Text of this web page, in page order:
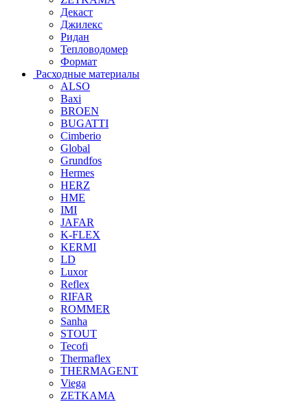
Декаст
Джилекс
Ридан
Тепловодомер
Формат
Расходные материалы
ALSO
Baxi
BROEN
BUGATTI
Cimberio
Global
Grundfos
Hermes
HERZ
HME
IMI
JAFAR
K-FLEX
KERMI
LD
Luxor
Reflex
RIFAR
ROMMER
Sanha
STOUT
Tecofi
Thermaflex
THERMAGENT
Viega
ZETKAMA